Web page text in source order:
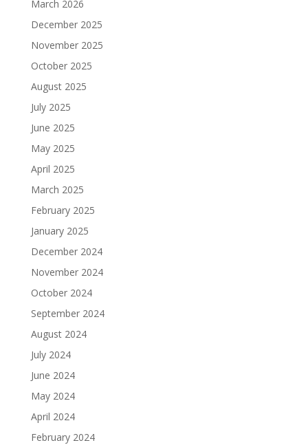
March 2026
December 2025
November 2025
October 2025
August 2025
July 2025
June 2025
May 2025
April 2025
March 2025
February 2025
January 2025
December 2024
November 2024
October 2024
September 2024
August 2024
July 2024
June 2024
May 2024
April 2024
February 2024